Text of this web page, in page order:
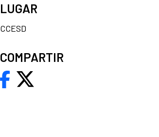
LUGAR
CCESD
COMPARTIR